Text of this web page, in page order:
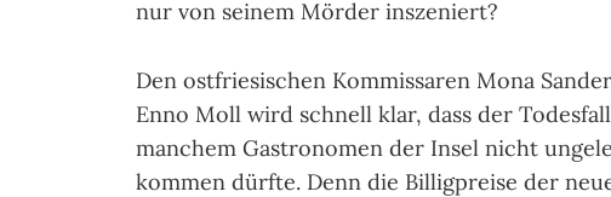
nur von seinem Mörder inszeniert?
Den ostfriesischen Kommissaren Mona
Enno Moll wird schnell klar, dass der
manchem Gastronomen der Insel nicht
kommen dürfte. Denn die Billigpreise der